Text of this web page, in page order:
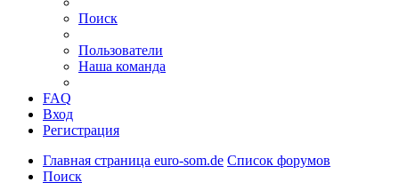
Поиск
Пользователи
Наша команда
FAQ
Вход
Регистрация
Главная страница euro-som.de Список форумов
Поиск